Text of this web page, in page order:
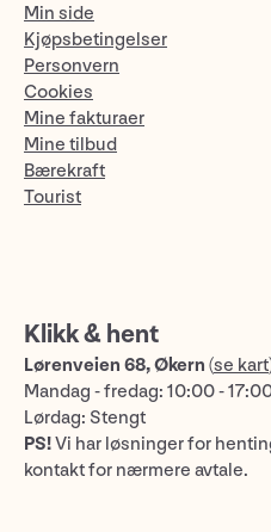
Min side
Kjøpsbetingelser
Personvern
Cookies
Mine fakturaer
Mine tilbud
Bærekraft
Tourist
Klikk & hent
Lørenveien 68, Økern (se kart
Mandag - fredag: 10:00 -
Lørdag: Stengt
PS!Vi har løsninger for
kontakt for nærmere avtale.